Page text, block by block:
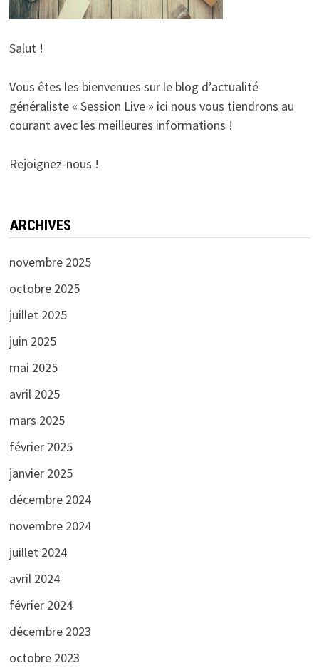
Salut !
Vous êtes les bienvenues sur le blog d’actualité
généraliste « Session Live » ici nous vous tiendrons au
courant avec les meilleures informations !
Rejoignez-nous !
ARCHIVES
novembre 2025
octobre 2025
juillet 2025
juin 2025
mai 2025
avril 2025
mars 2025
février 2025
janvier 2025
décembre 2024
novembre 2024
juillet 2024
avril 2024
février 2024
décembre 2023
octobre 2023